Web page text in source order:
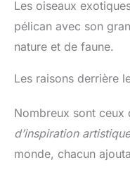
Les oiseaux
pélican avec son
nature et de faune.
Les raisons derrière
Nombreux sont ceux
d’inspiration artistique
monde, chacun